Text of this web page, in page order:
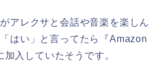
アレクサと会話や音楽を楽しん
はい」と言ってたら『Amazon
入していたそうです。